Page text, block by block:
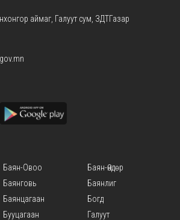
аймаг, Галуут сум, ЗДТГазар
Баян-Овоо
Баян-Өндөр
Баянговь
Баянлиг
Баянцагаан
Богд
Бууцагаан Галуут